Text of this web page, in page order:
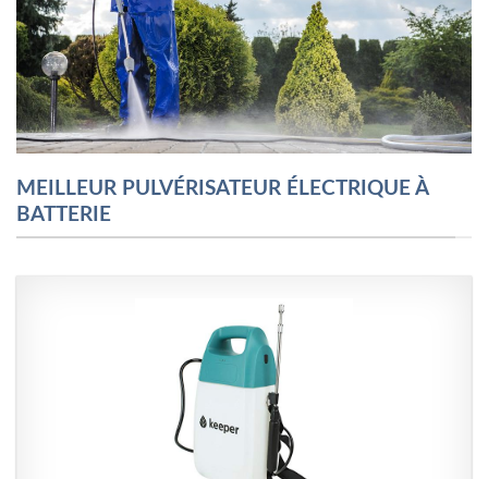
MEILLEUR PULVÉRISATEUR ÉLECTRIQUE À
BATTERIE